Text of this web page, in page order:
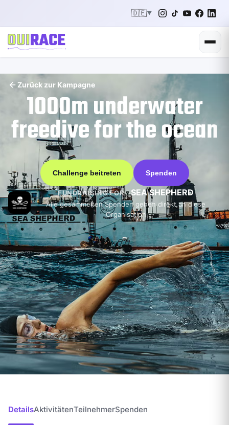
🇩🇪▼
Zurück zur Kampagne
1000m underwater
freedive for the ocean
Challenge beitreten Spenden
FUNDRAISING FOR SEA SHEPHERD
Alle gesammelten Spenden gehen direkt an diese
Organisation
DetailsAktivitätenTeilnehmerSpenden